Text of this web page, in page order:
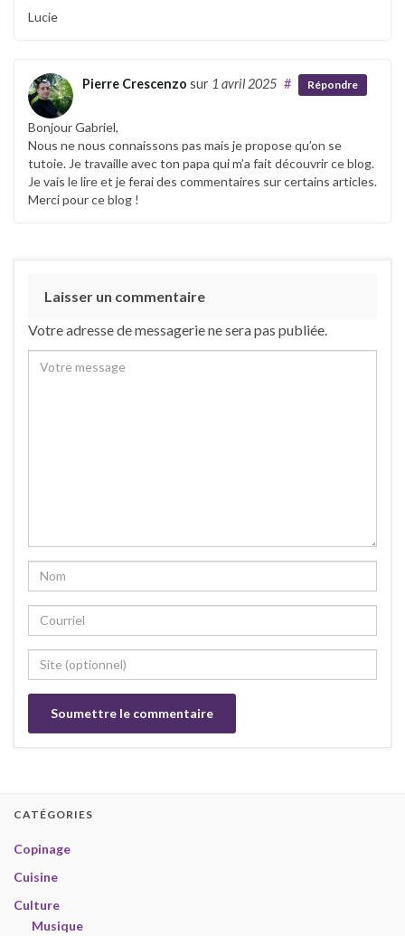
Lucie
Pierre Crescenzo sur 1 avril 2025 # Répondre
Bonjour Gabriel,
Nous ne nous connaissons pas mais je propose qu’on se
tutoie. Je travaille avec ton papa qui m’a fait découvrir ce blog.
Je vais le lire et je ferai des commentaires sur certains articles.
Merci pour ce blog !
Laisser un commentaire
Votre adresse de messagerie ne sera pas publiée.
CATÉGORIES
Copinage
Cuisine
Culture
Musique